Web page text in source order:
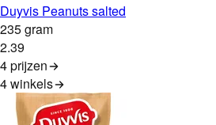
Duyvis Peanuts salted
235 gram
2.39
4 prijzen
4winkels